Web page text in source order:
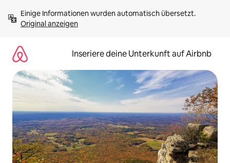
Inhalten
springenOriginal anzeigen
Inseriere deine Unterkunft auf Airbnb